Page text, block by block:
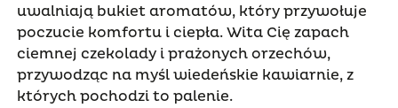
uwalniają bukiet aromatów, który przywołuje
poczucie komfortu i ciepła. Wita Cię zapach
ciemnej czekolady i prażonych orzechów,
przywodząc na myśl wiedeńskie kawiarnie, z
których pochodzi to palenie.